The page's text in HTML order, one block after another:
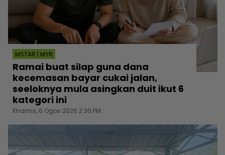
MSTAR | MYR
Ramai buat silap guna dana
kecemasan bayar cukai jalan,
seeloknya mula asingkan duit ikut 6
kategori ini
Khamis, 6 Ogos 2026 2:30 PM